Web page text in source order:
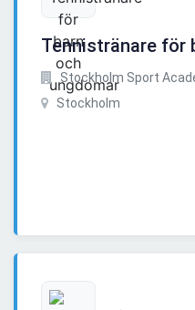
Tennistränare för
Stockholm Sport
Stockholm